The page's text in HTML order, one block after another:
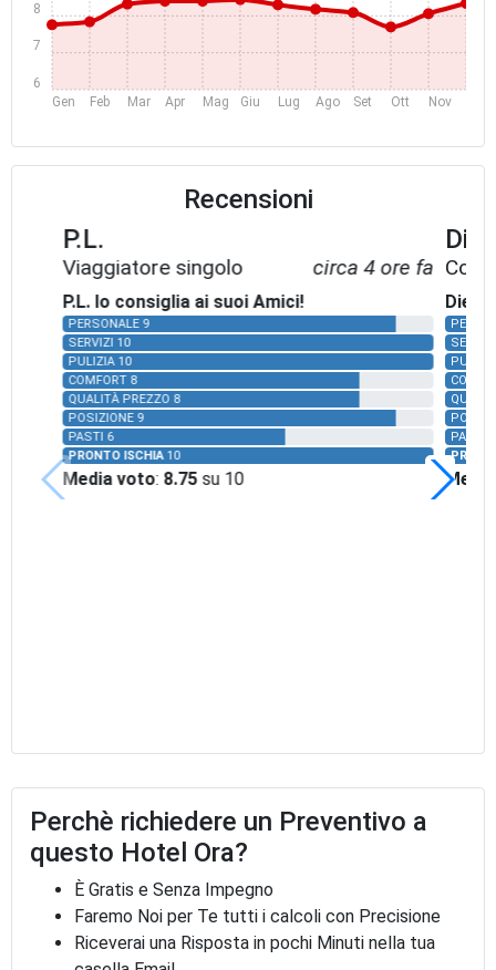
Gen Feb Mar Apr Mag Giu Lug Ago Set Ott Nov
6
7
8
Recensioni
P.L.
Viaggiatore singolo circa 4 ore fa
P.L. lo consiglia ai suoi Amici!
PERSONALE 9
SERVIZI 10
PULIZIA 10
COMFORT 8
QUALITÀ PREZZO 8
POSIZIONE 9
PASTI 6
PRONTO ISCHIA10
Media voto: 8.75 su 10
PASTI 8
Perchè richiedere un Preventivo a
questo Hotel Ora?
È Gratis e Senza Impegno
Faremo Noi per Te tutti i calcoli con Precisione
Riceverai una Risposta in pochi Minuti nella tua